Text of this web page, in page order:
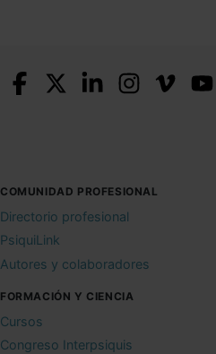
COMUNIDAD PROFESIONAL
Directorio profesional
PsiquiLink
Autores y colaboradores
FORMACIÓN Y CIENCIA
Cursos
Congreso Interpsiquis